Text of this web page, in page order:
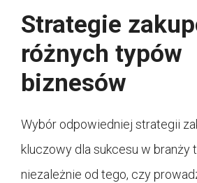
Strategie
różnych typów
biznesów
Wybór odpowiedniej strategii
kluczowy dla sukcesu w branży
niezależnie od tego, czy